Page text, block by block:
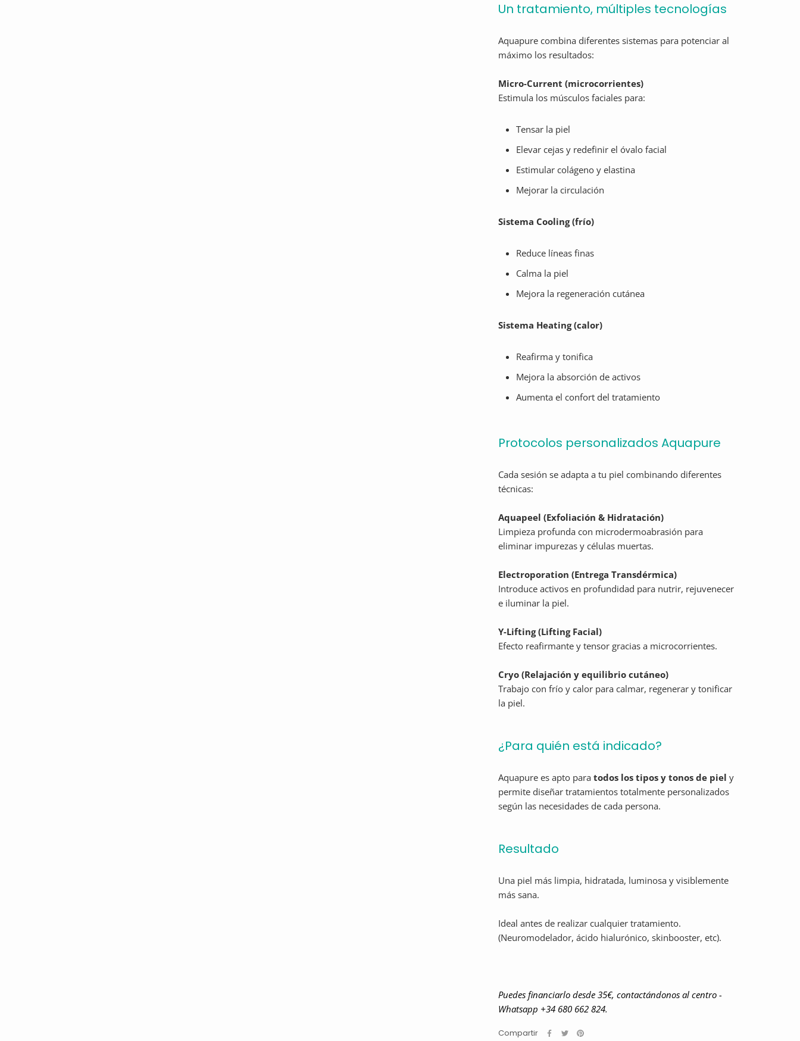
Un tratamiento, múltiples tecnologías
Aquapure combina diferentes sistemas para potenciar al
máximo los resultados:
Micro-Current (microcorrientes)
Estimula los músculos faciales para:
Tensar la piel
Elevar cejas y redefinir el óvalo facial
Estimular colágeno y elastina
Mejorar la circulación
Sistema Cooling (frío)
Reduce líneas finas
Calma la piel
Mejora la regeneración cutánea
Sistema Heating (calor)
Reafirma y tonifica
Mejora la absorción de activos
Aumenta el confort del tratamiento
Protocolos personalizados Aquapure
Cada sesión se adapta a tu piel combinando diferentes
técnicas:
Aquapeel (Exfoliación & Hidratación)
Limpieza profunda con microdermoabrasión para
eliminar impurezas y células muertas.
Electroporation (Entrega Transdérmica)
Introduce activos en profundidad para nutrir, rejuvenecer
e iluminar la piel.
Y-Lifting (Lifting Facial)
Efecto reafirmante y tensor gracias a microcorrientes.
Cryo (Relajación y equilibrio cutáneo)
Trabajo con frío y calor para calmar, regenerar y tonificar
la piel.
¿Para quién está indicado?
Aquapure es apto para todos los tipos y tonos de piel y
permite diseñar tratamientos totalmente personalizados
según las necesidades de cada persona.
Resultado
Una piel más limpia, hidratada, luminosa y visiblemente
más sana.
Ideal antes de realizar cualquier tratamiento.
(Neuromodelador, ácido hialurónico, skinbooster, etc).
Puedes financiarlo desde 35€, contactándonos al centro -
Whatsapp +34 680 662 824.
Compartir